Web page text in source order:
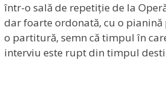
într-o sală de repetiție de la
dar foarte ordonată, cu o pianină
o partitură, semn că timpul în
interviu este rupt din timpul